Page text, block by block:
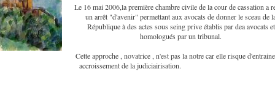
Le 16 mai 2006,la première chambre civile de la cour de cassation a
un arrêt "d'avenir" permettant aux avocats de donner le sceau de
République à des actes sous seing prive établis par dea avocats et
homologués par un tribunal.
Cette approche , novatrice , n'est pas la notre car elle risque
accroissement de la judiciairisation.